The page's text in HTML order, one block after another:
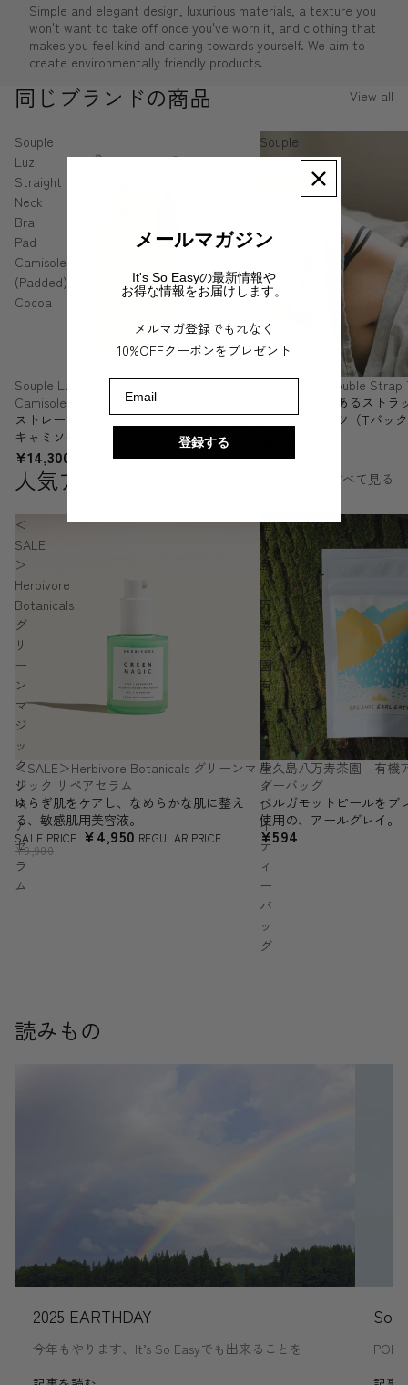
Simple and elegant design, luxurious materials, a texture you
won't want to take off once you've worn it, and clothing that
makes you feel kind and caring towards yourself. We aim to
create environmentally friendly products.
同じブランドの商品 View all
Souple
Luz
Straight
Neck
Bra
Pad
Camisole
(Padded)
Cocoa
Souple Luz Straight Neck Bra Pad
Camisole (Padded) Cocoa
ストレートネックタイプのブラパット入り
キャミソール
¥14,300
Souple
Luz
Black
SOLD OUT
Souple Luz Double Strap
両脇の光沢のあるスト
タンガショーツ（Tバッ
人気アイテム すべて見る
＜
SALE
＞
Herbivore
Botanicals
グ
リ
ー
ン
マ
ジ
ッ
ク
リ
ペ
ア
セ
ラ
ム
SALE
＜SALE＞Herbivore Botanicals グリーンマ
ジック リペアセラム
ゆらぎ肌をケアし、なめらかな肌に整え
る、敏感肌用美容液。
SALE PRICE ¥4,950 REGULAR PRICE
¥9,900
屋
久
島
八
万
寿
茶
園
有
機
ア
ー
ル
グ
レ
イ
テ
ィ
ー
バ
ッ
グ
屋久島八万寿茶園 有機
ィーバッグ
ベルガモットピールをブ
使用の、アールグレイ。
¥594
読みもの
2025 EARTHDAY
今年もやります、It’s So Easyでも出来ることを
POP
メールマガジン
It's So Easyの最新情報や
お得な情報をお届けします。
メルマガ登録でもれなく
10%OFFクーポンをプレゼント
登録する